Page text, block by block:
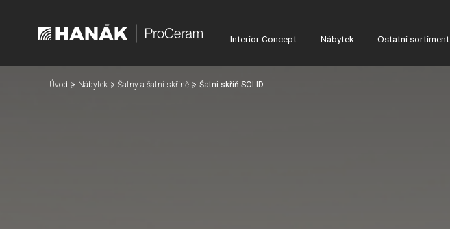
Interior Concept Nábytek Ostatní sortiment
Úvod Nábytek Šatny a šatní skříně Šatní skříň SOLID